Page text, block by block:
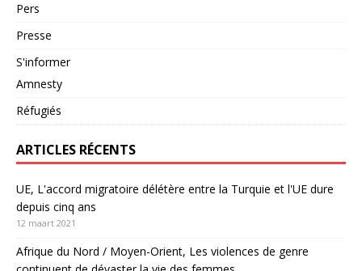
Pers
Presse
S'informer
Amnesty
Réfugiés
ARTICLES RÉCENTS
UE, L'accord migratoire délétère entre la Turquie et l'UE dure
depuis cinq ans
12 maart 2021
Afrique du Nord / Moyen-Orient, Les violences de genre